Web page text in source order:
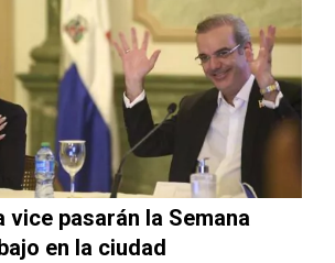
vice pasarán la Semana
en la ciudad